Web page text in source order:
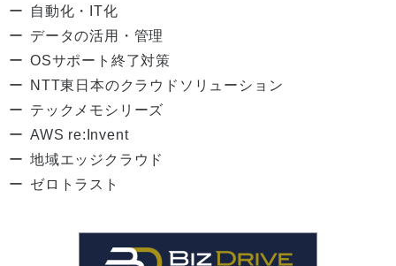
自動化・IT化
データの活用・管理
OSサポート終了対策
NTT東日本のクラウドソリューション
テックメモシリーズ
AWS re:Invent
地域エッジクラウド
ゼロトラスト